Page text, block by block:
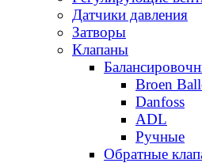
Датчики давления
Затворы
Клапаны
Broen
Danfoss
ADL
Ручные
Обратные